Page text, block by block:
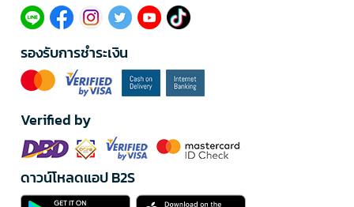
รองรับการชำระเงิน
Verified by
ดาวน์โหลดแอป B2S